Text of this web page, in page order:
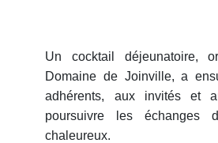
Un cocktail déjeunatoire,
Domaine de Joinville, a
adhérents, aux invités et
poursuivre les échanges
chaleureux.